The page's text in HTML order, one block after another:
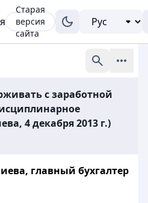
Старая
версия
сайта
с заработной
4 декабря 2013 г.)
главный бухгалтер